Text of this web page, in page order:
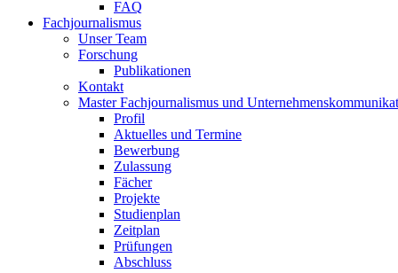
FAQ
Fachjournalismus
Unser Team
Forschung
Publikationen
Kontakt
Master Fachjournalismus und
Profil
Aktuelles und Termine
Bewerbung
Zulassung
Fächer
Projekte
Studienplan
Zeitplan
Prüfungen
Abschluss